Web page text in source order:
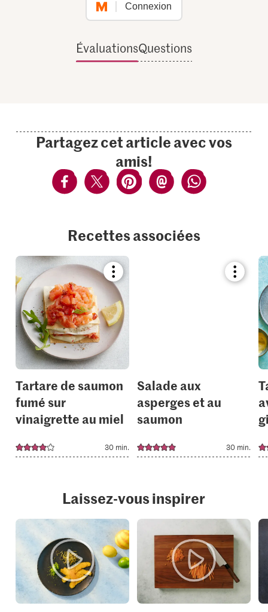
Connexion
ÉvaluationsQuestions
Partagez cet article avec vos
amis!
Recettes associées
Bookmark
recipe
or
add
it
to
your
collections.
Tartare de saumon
fumé sur
vinaigrette au miel
30 min.
recipe
Salade aux
asperges et au
saumon
30 min.
Laissez-vous inspirer